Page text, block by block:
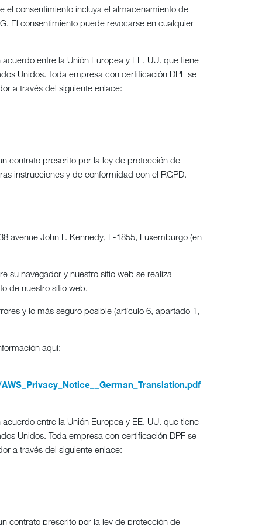
el consentimiento incluya el almacenamiento de
El consentimiento puede revocarse en cualquier
entre la Unión Europea y EE. UU. que tiene
Unidos. Toda empresa con certificación DPF se
a través del siguiente enlace:
contrato prescrito por la ley de protección de
instrucciones y de conformidad con el RGPD.
avenue John F. Kennedy, L-1855, Luxemburgo (en
su navegador y nuestro sitio web se realiza
de nuestro sitio web.
y lo más seguro posible (artículo 6, apartado 1,
aquí:
entre la Unión Europea y EE. UU. que tiene
Unidos. Toda empresa con certificación DPF se
a través del siguiente enlace:
contrato prescrito por la ley de protección de